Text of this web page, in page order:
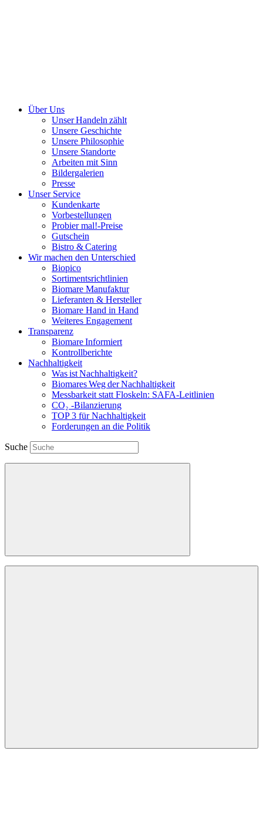
Über Uns
Unser Handeln zählt
Unsere Geschichte
Unsere Philosophie
Unsere Standorte
Arbeiten mit Sinn
Bildergalerien
Presse
Unser Service
Kundenkarte
Vorbestellungen
Probier mal!-Preise
Gutschein
Bistro & Catering
Wir machen den Unterschied
Biopico
Sortimentsrichtlinien
Biomare Manufaktur
Lieferanten & Hersteller
Biomare Hand in Hand
Weiteres Engagement
Transparenz
Biomare Informiert
Kontrollberichte
Nachhaltigkeit
Was ist Nachhaltigkeit?
Biomares Weg der Nachhaltigkeit
Messbarkeit statt Floskeln: SAFA-Leitlinien
CO₂ -Bilanzierung
TOP 3 für Nachhaltigkeit
Forderungen an die Politik
Suche